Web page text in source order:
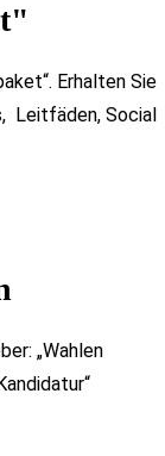
Erhalten Sie
Leitfäden, Social
„Wahlen